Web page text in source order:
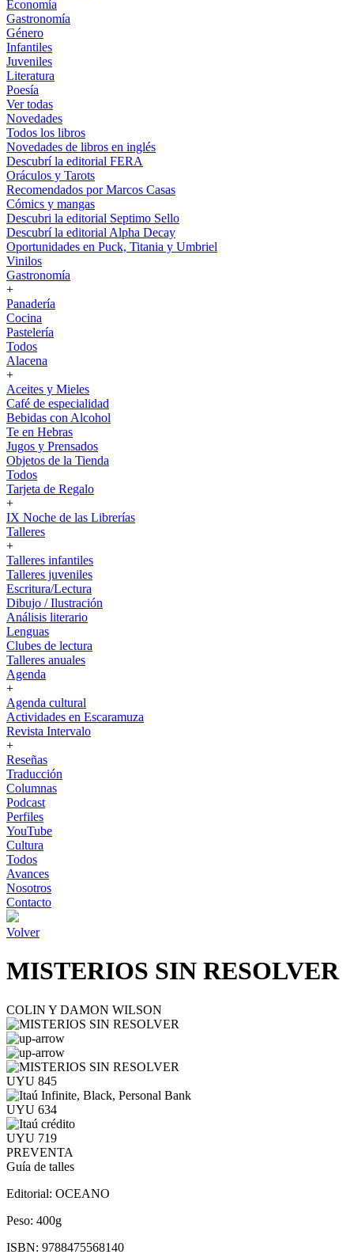
Economía
Gastronomía
Género
Infantiles
Juveniles
Literatura
Poesía
Ver todas
Novedades
Todos los libros
Novedades de libros en inglés
Descubrí la editorial FERA
Oráculos y Tarots
Recomendados por Marcos Casas
Cómics y mangas
Descubri la editorial Septimo Sello
Descubrí la editorial Alpha Decay
Oportunidades en Puck, Titania y Umbriel
Vinilos
Gastronomía
+
Panadería
Cocina
Pastelería
Todos
Alacena
+
Aceites y Mieles
Café de especialidad
Bebidas con Alcohol
Te en Hebras
Jugos y Prensados
Objetos de la Tienda
Todos
Tarjeta de Regalo
+
IX Noche de las Librerías
Talleres
+
Talleres infantiles
Talleres juveniles
Escritura/Lectura
Dibujo / Ilustración
Análisis literario
Lenguas
Clubes de lectura
Talleres anuales
Agenda
+
Agenda cultural
Actividades en Escaramuza
Revista Intervalo
+
Reseñas
Traducción
Columnas
Podcast
Perfiles
YouTube
Cultura
Todos
Avances
Nosotros
Contacto
Volver
MISTERIOS SIN RESOLVER
COLIN Y DAMON WILSON
UYU 845
UYU 634
UYU 719
PREVENTA
Guía de talles
Editorial: OCEANO
Peso: 400g
ISBN: 9788475568140